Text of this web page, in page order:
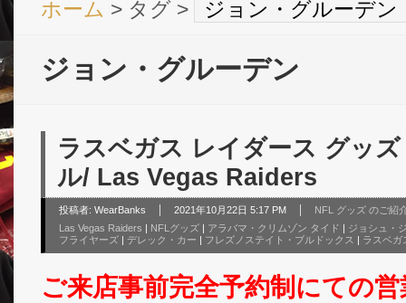
ホーム > タグ > ジョン・グルーデン
ジョン・グルーデン
ラスベガス レイダース グッ
ル/ Las Vegas Raiders
投稿者: WearBanks 2021年10月22日 5:17 PM
NFL グッズ のご紹
Las Vegas Raiders | NFLグッズ | アラバマ・クリムゾン タイド | ジョシュ・
フライヤーズ | デレック・カー | フレズノステイト・ブルドックス | ラスベガ
ご来店事前完全予約制にての